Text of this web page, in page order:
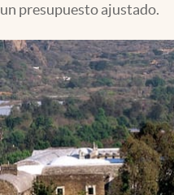
Clima
Espiritualidad
Mediakit
abre en nueva pestaña
México
un presupuesto ajustado.